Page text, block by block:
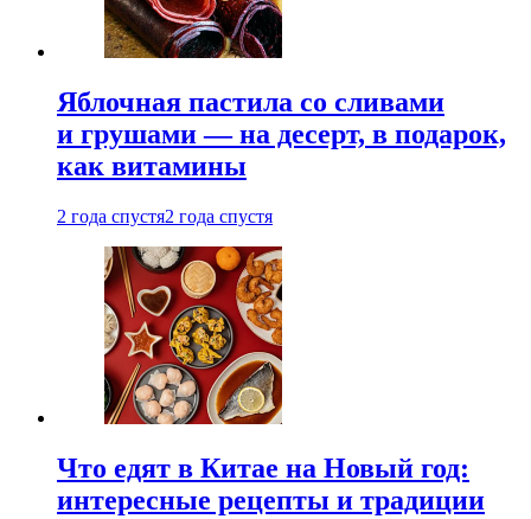
Яблочная пастила со сливами
и грушами — на десерт, в подарок,
как витамины
2 года спустя2 года спустя
Что едят в Китае на Новый год:
интересные рецепты и традиции